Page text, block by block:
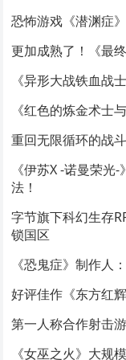
恐怖游戏《潜渊症
更加成熟了！《最
《异形大战铁血战
《红色的炼金术士
重回无限循环的战
《伊苏X -诺曼荣
法！
字节旗下科幻生存
锁国区
《恐鬼症》制作人
好评佳作《东方红
第一人称合作射击
《女巫之火》大规